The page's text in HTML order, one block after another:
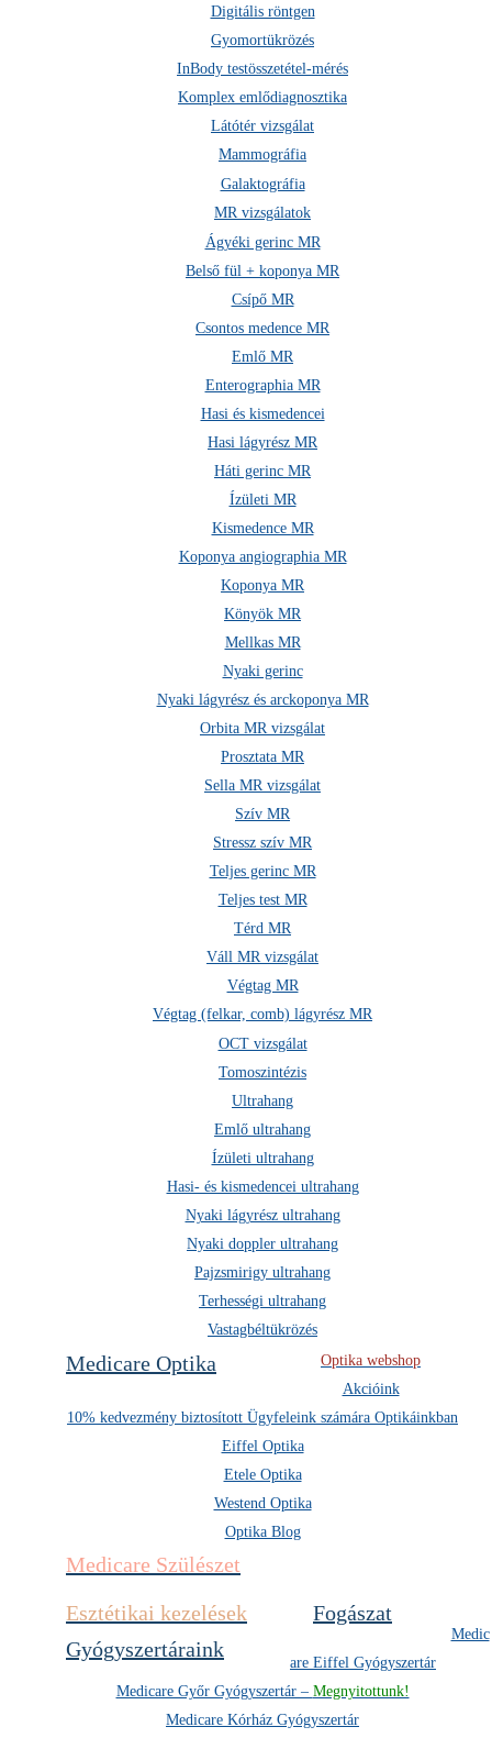
Digitális röntgen
Gyomortükrözés
InBody testösszetétel-mérés
Komplex emlődiagnosztika
Látótér vizsgálat
Mammográfia
Galaktográfia
MR vizsgálatok
Ágyéki gerinc MR
Belső fül + koponya MR
Csípő MR
Csontos medence MR
Emlő MR
Enterographia MR
Hasi és kismedencei
Hasi lágyrész MR
Háti gerinc MR
Ízületi MR
Kismedence MR
Koponya angiographia MR
Koponya MR
Könyök MR
Mellkas MR
Nyaki gerinc
Nyaki lágyrész és arckoponya MR
Orbita MR vizsgálat
Prosztata MR
Sella MR vizsgálat
Szív MR
Stressz szív MR
Teljes gerinc MR
Teljes test MR
Térd MR
Váll MR vizsgálat
Végtag MR
Végtag (felkar, comb) lágyrész MR
OCT vizsgálat
Tomoszintézis
Ultrahang
Emlő ultrahang
Ízületi ultrahang
Hasi- és kismedencei ultrahang
Nyaki lágyrész ultrahang
Nyaki doppler ultrahang
Pajzsmirigy ultrahang
Terhességi ultrahang
Vastagbéltükrözés
Medicare Optika
Optika webshop
Akcióink
10% kedvezmény biztosított Ügyfeleink számára Optikáinkban
Eiffel Optika
Etele Optika
Westend Optika
Optika Blog
Medicare Szülészet
Esztétikai kezelések
Fogászat
Gyógyszertáraink
Medic
are Eiffel Gyógyszertár
Medicare Győr Gyógyszertár – Megnyitottunk!
Medicare Kórház Gyógyszertár
Megértésüket köszönjük!